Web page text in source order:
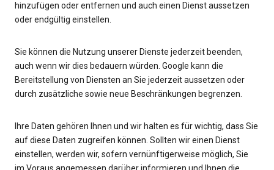
hinzufügen oder entfernen und auch einen Dienst aussetzen
oder endgültig einstellen.
Sie können die Nutzung unserer Dienste jederzeit beenden,
auch wenn wir dies bedauern würden. Google kann die
Bereitstellung von Diensten an Sie jederzeit aussetzen oder
durch zusätzliche sowie neue Beschränkungen begrenzen.
Ihre Daten gehören Ihnen und wir halten es für wichtig, dass Sie
auf diese Daten zugreifen können. Sollten wir einen Dienst
einstellen, werden wir, sofern vernünftigerweise möglich, Sie